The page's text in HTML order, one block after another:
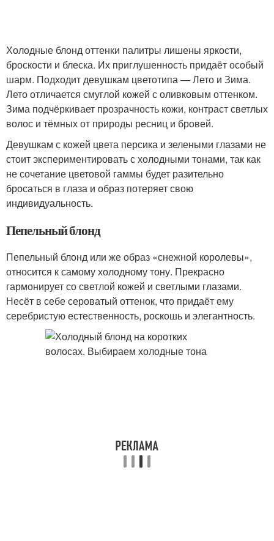
Холодные блонд оттенки палитры лишены яркости,
броскости и блеска. Их приглушенность придаёт особый
шарм. Подходит девушкам цветотипа — Лето и Зима.
Лето отличается смуглой кожей с оливковым оттенком.
Зима подчёркивает прозрачность кожи, контраст светлых
волос и тёмных от природы ресниц и бровей.
Девушкам с кожей цвета персика и зелеными глазами не
стоит экспериментировать с холодными тонами, так как
не сочетание цветовой гаммы будет разительно
бросаться в глаза и образ потеряет свою
индивидуальность.
Пепельный блонд
Пепельный блонд или же образ «снежной королевы»,
относится к самому холодному тону. Прекрасно
гармонирует со светлой кожей и светлыми глазами.
Несёт в себе сероватый оттенок, что придаёт ему
серебристую естественность, роскошь и элегантность.